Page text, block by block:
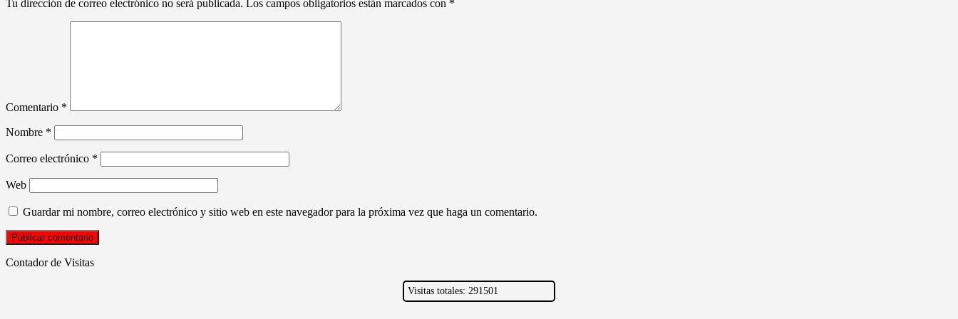
Tu dirección de correo electrónico no será publicada. Los campos obligatorios están marcados con *
Comentario *
Nombre *
Correo electrónico *
Web
Guardar mi nombre, correo electrónico y sitio web en este navegador para la próxima vez que haga un comentario.
Contador de Visitas
Visitas totales: 291501